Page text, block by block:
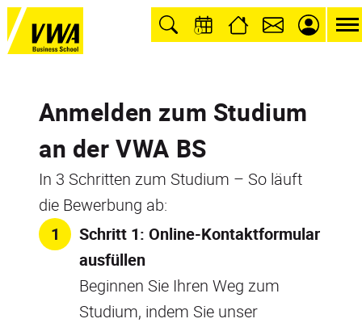
Anmelden zum Studium
an der VWA BS
In 3 Schritten zum Studium – So läuft
die Bewerbung ab:
Schritt 1: Online-Kontaktformular
ausfüllen
Beginnen Sie Ihren Weg zum
Studium, indem Sie unser